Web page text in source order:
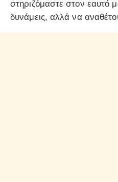
στηριζόμαστε στον εαυτό
δυνάμεις, αλλά να